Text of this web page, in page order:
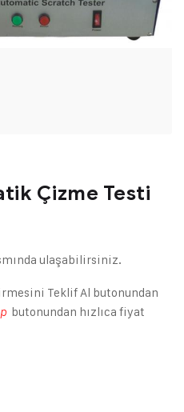
Çizme Testi
ulaşabilirsiniz.
Teklif Al butonundan
butonundan hızlıca fiyat